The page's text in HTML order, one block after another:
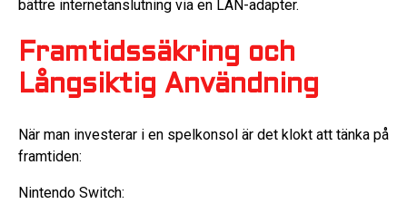
bättre internetanslutning via en LAN-adapter.
Framtidssäkring och
Långsiktig Användning
När man investerar i en spelkonsol är det klokt att tänka på
framtiden:
Nintendo Switch: